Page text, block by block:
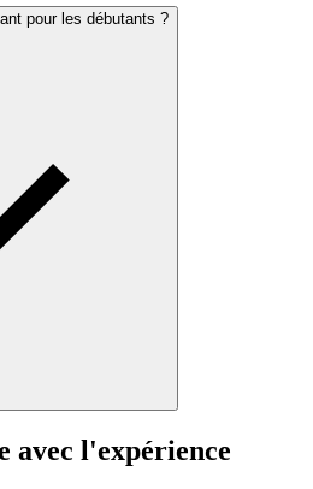
pour les débutants ?
avec l'expérience